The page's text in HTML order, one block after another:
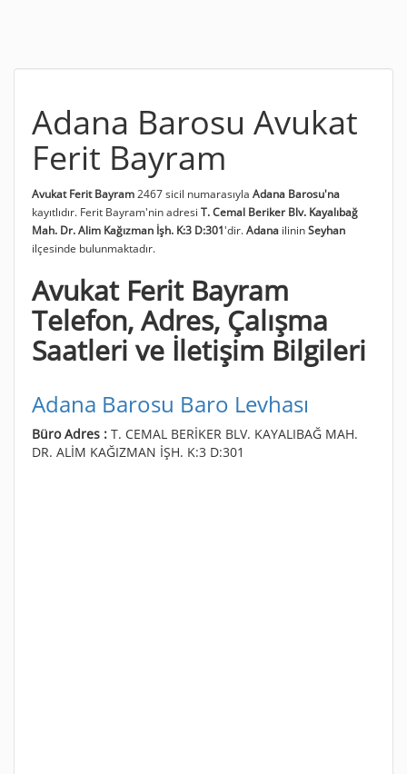
Adana Barosu Avukat
Ferit Bayram
Avukat Ferit Bayram 2467 sicil numarasıyla Adana Barosu'na
kayıtlıdır. Ferit Bayram'nin adresi T. Cemal Beriker Blv. Kayalıbağ
Mah. Dr. Alim Kağızman İşh. K:3 D:301'dir. Adana ilininSeyhan
ilçesinde bulunmaktadır.
Avukat Ferit Bayram
Telefon, Adres, Çalışma
Saatleri ve İletişim Bilgileri
Adana Barosu Baro Levhası
Büro Adres : T. CEMAL BERİKER BLV. KAYALIBAĞ MAH.
DR. ALİM KAĞIZMAN İŞH. K:3 D:301